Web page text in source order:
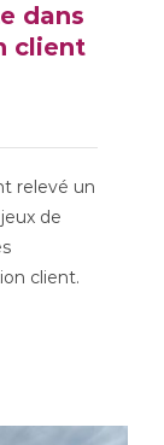
la
dans
client
relevé un
de
client.